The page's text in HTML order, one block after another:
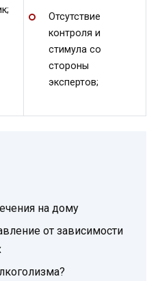
Отсутствие
контроля и
стимула со
стороны
экспертов;
на дому
от зависимости